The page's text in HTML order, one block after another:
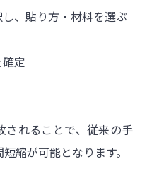
、貼り方・材料を選ぶ
定
されることで、従来の手
縮が可能となります。